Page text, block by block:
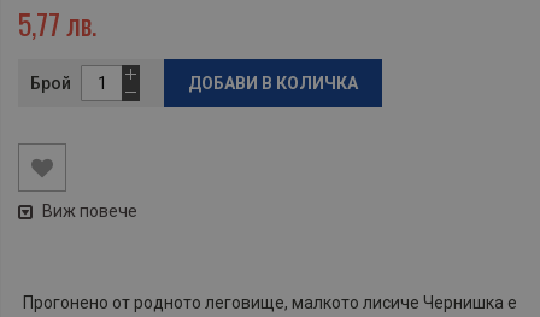
5,77 лв.
Брой ДОБАВИ В КОЛИЧКА
Виж повече
Прогонено от родното леговище, малкото лисиче Чернишка е